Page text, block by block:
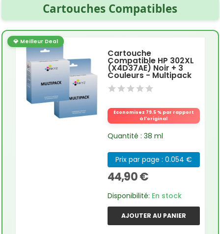
Cartouches Compatibles
💎 Meilleur Deal
Cartouche
Compatible HP 302XL
(X4D37AE) Noir + 3
Couleurs - Multipack
Économisez 79.5 % par rapport
à l'original
Quantité : 38 ml
Prix par page : 0.054 €
44,90 €
Disponibilité: En stock
AJOUTER AU PANIER